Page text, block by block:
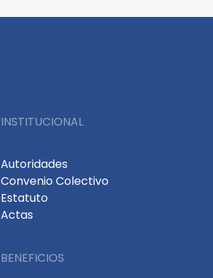
INSTITUCIONAL
Autoridades
Convenio Colectivo
Estatuto
Actas
BENEFICIOS